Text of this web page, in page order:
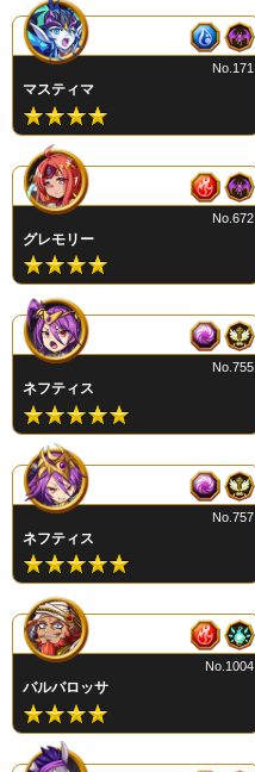
マスティマ
No.171
グレモリー
No.672
ネフティス
No.755
ネフティス
No.757
バルバロッサ
No.1004